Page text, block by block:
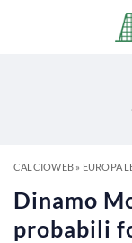
CALCIOWEB» EUROPA
Dinamo
probabili